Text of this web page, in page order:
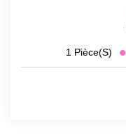
1 Pièce(s)